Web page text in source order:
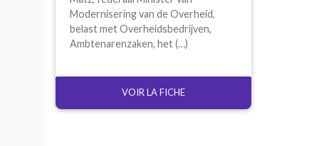
Modernisering van de Overheid,
belast met Overheidsbedrijven,
Ambtenarenzaken, het (…)
VOIR LA FICHE